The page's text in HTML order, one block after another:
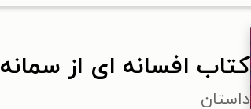
کتاب افسانه ای از سمانه
داستان